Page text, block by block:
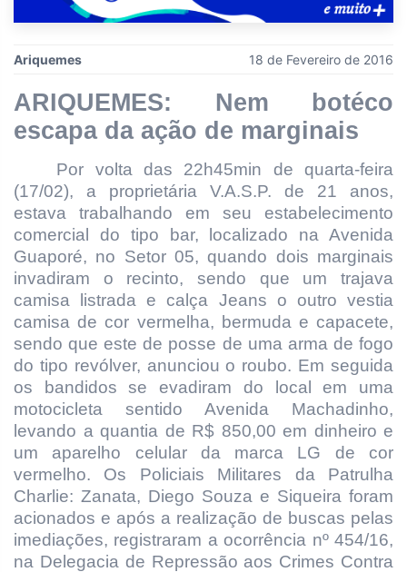
Ariquemes 18 de Fevereiro de 2016
ARIQUEMES: Nem botéco
escapa da ação de marginais
Por volta das 22h45min de quarta-feira
(17/02), a proprietária V.A.S.P. de 21 anos,
estava trabalhando em seu estabelecimento
comercial do tipo bar, localizado na Avenida
Guaporé, no Setor 05, quando dois marginais
invadiram o recinto, sendo que um trajava
camisa listrada e calça Jeans o outro vestia
camisa de cor vermelha, bermuda e capacete,
sendo que este de posse de uma arma de fogo
do tipo revólver, anunciou o roubo. Em seguida
os bandidos se evadiram do local em uma
motocicleta sentido Avenida Machadinho,
levando a quantia de R$ 850,00 em dinheiro e
um aparelho celular da marca LG de cor
vermelho. Os Policiais Militares da Patrulha
Charlie: Zanata, Diego Souza e Siqueira foram
acionados e após a realização de buscas pelas
imediações, registraram a ocorrência nº 454/16,
na Delegacia de Repressão aos Crimes Contra